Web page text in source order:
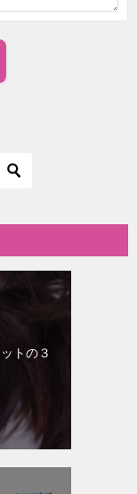
トの３